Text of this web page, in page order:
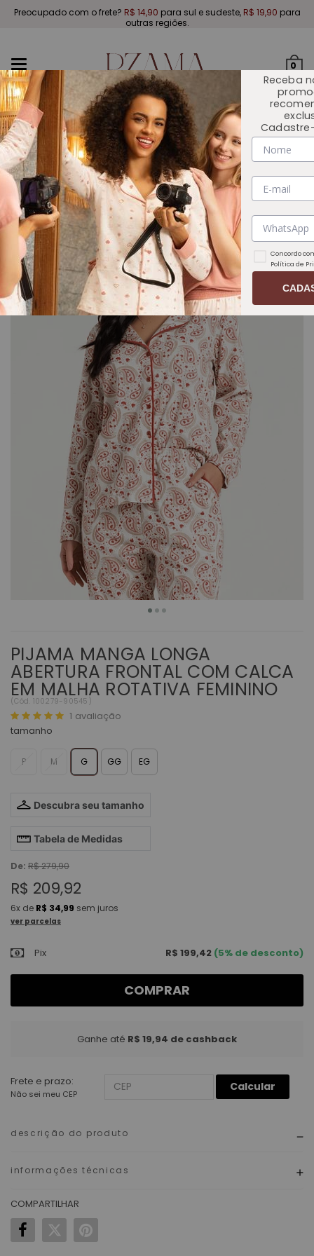
Preocupado com o frete? R$ 14,90 para sul e sudeste,R$ 19,90 para
outras regiões.
navegação
0
INÍCIO COLEÇÕES
PIJAMA MANGA LONGA
ABERTURA FRONTAL COM CALCA
EM MALHA ROTATIVA FEMININO
(Cód. 100279-90545 )
1 avaliação
tamanho
P M G GG EG
Descubra seu tamanho
Tabela de Medidas
De: R$ 279,90
R$ 209,92
6x de R$ 34,99 sem juros
ver parcelas
Pix R$ 199,42 (5% de desconto)
COMPRAR
Ganhe até R$ 19,94 de cashback
Frete e prazo:
Não sei meu CEP
Calcular
descrição do produto
informações técnicas
COMPARTILHAR
Receba
Concordo
Política de